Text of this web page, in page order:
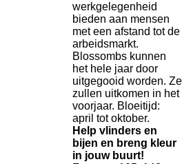
werkgelegenheid
bieden aan mensen
met een afstand tot de
arbeidsmarkt.
Blossombs kunnen
het hele jaar door
uitgegooid worden. Ze
zullen uitkomen in het
voorjaar. Bloeitijd:
april tot oktober.
Help vlinders en
bijen en breng kleur
in jouw buurt!